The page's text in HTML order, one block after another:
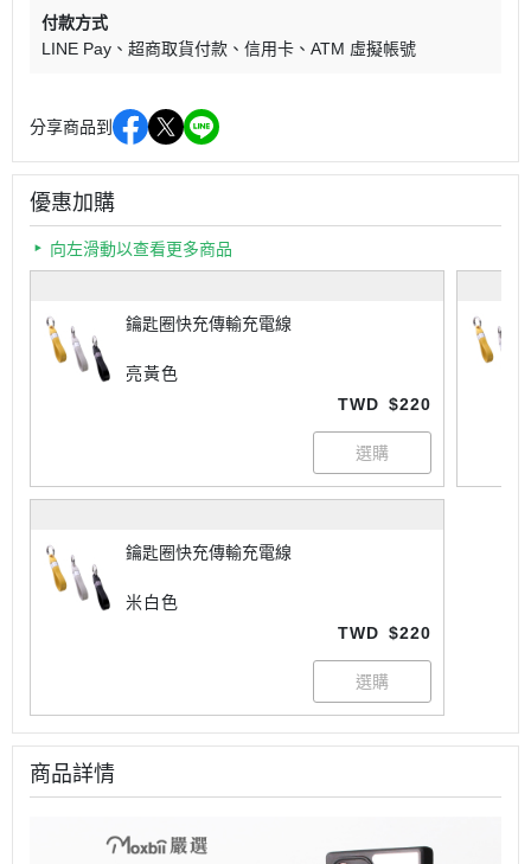
付款方式
LINE Pay
超商取貨付款 信用卡 ATM 虛擬帳號
分享商品到
優惠加購
向左滑動以查看更多商品
鑰匙圈快充傳輸充電線
亮黃色
TWD $220
鑰匙圈快充傳輸充電線
米白色
TWD $220
商品詳情